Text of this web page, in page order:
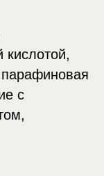
кислотой,
с